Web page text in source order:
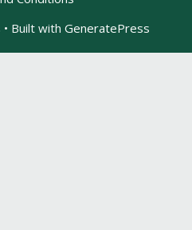
• Built with GeneratePress